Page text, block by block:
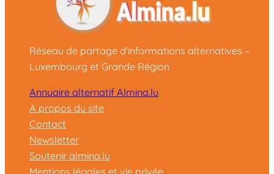
Réseau de partage d'informations alternatives –
Luxembourg et Grande Région
Annuaire alternatif Almina.lu
A propos du site
Contact
Newsletter
Soutenir almina.lu